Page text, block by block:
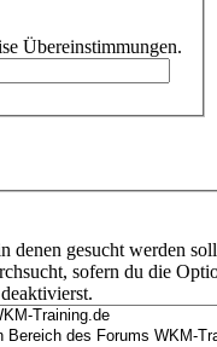
Übereinstimmungen.
denen gesucht werden
sofern du die